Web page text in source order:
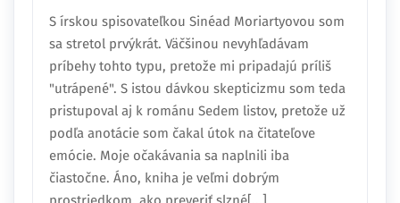
S írskou spisovateľkou Sinéad Moriartyovou som
sa stretol prvýkrát. Väčšinou nevyhľadávam
príbehy tohto typu, pretože mi pripadajú príliš
"utrápené". S istou dávkou skepticizmu som teda
pristupoval aj k románu Sedem listov, pretože už
podľa anotácie som čakal útok na čitateľove
emócie. Moje očakávania sa naplnili iba
čiastočne. Áno, kniha je veľmi dobrým